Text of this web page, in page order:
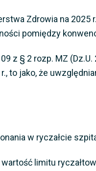
Zdrowia na 2025
pomiędzy
z § 2 rozp. MZ
to jako, że
w ryczałcie
limitu